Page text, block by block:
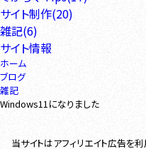
サイト制作(20)
雑記(6)
サイト情報
ホーム
ブログ
雑記
Windows11になりました